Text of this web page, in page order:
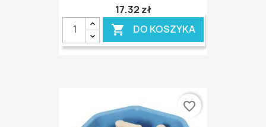
17,32 zł
 DO KOSZYKA
favorite_border